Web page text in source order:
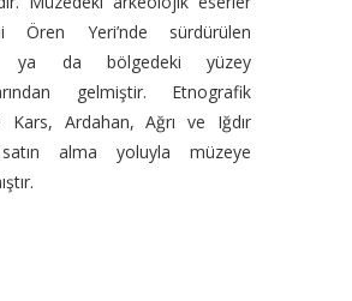
Ören Yeri’nde sürdürülen
ya da bölgedeki yüzey
gelmiştir. Etnografik
Kars, Ardahan, Ağrı ve Iğdır
alma yoluyla müzeye